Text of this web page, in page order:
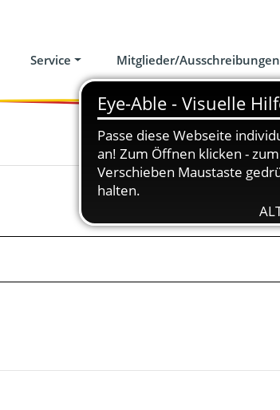
Service Mitglieder/Ausschreibungen